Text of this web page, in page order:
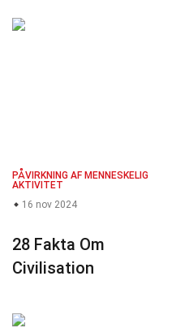
PÅVIRKNING AF MENNESKELIG
AKTIVITET
16 nov 2024
28 Fakta Om
Civilisation